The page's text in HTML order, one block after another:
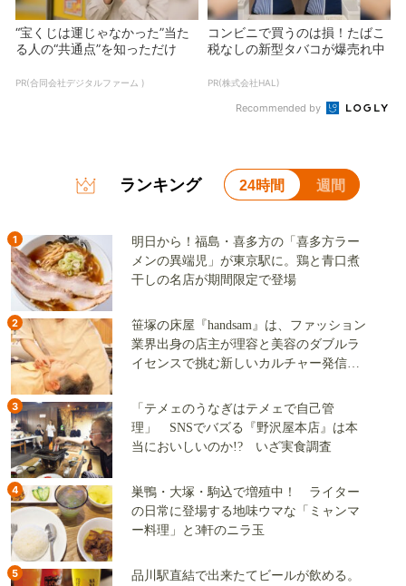
“宝くじは運じゃなかった”当た
る人の“共通点”を知っただけ
PR(合同会社デジタルファーム )
コンビニで買うのは損！たばこ
税なしの新型タバコが爆売れ中
PR(株式会社HAL)
Recommended by
ランキング 24時間 週間
1
明日から！福島・喜多方の「喜多方ラー
メンの異端児」が東京駅に。鶏と青口煮
干しの名店が期間限定で登場
2
笹塚の床屋『handsam』は、ファッション
業界出身の店主が理容と美容のダブルラ
イセンスで挑む新しいカルチャー発信基
3
「テメェのうなぎはテメェで自己管
理」 SNSでバズる『野沢屋本店』は本
当においしいのか!? いざ実食調査
4
巣鴨・大塚・駒込で増殖中！ ライター
の日常に登場する地味ウマな「ミャンマ
ー料理」と3軒のニラ玉
5
品川駅直結で出来たてビールが飲める。